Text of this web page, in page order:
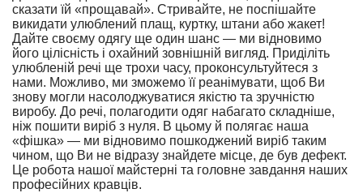
сказати їй «прощавай». Стривайте, не поспішайте
викидати улюблений плащ, куртку, штани або жакет!
Дайте своєму одягу ще один шанс — ми відновимо
його цілісність і охайний зовнішній вигляд. Приділіть
улюбленій речі ще трохи часу, проконсультуйтеся з
нами. Можливо, ми зможемо її реанімувати, щоб Ви
знову могли насолоджуватися якістю та зручністю
виробу. До речі, полагодити одяг набагато складніше,
ніж пошити виріб з нуля. В цьому й полягає наша
«фішка» — ми відновимо пошкоджений виріб таким
чином, що Ви не відразу знайдете місце, де був дефект.
Це робота нашої майстерні та головне завдання наших
професійних кравців.